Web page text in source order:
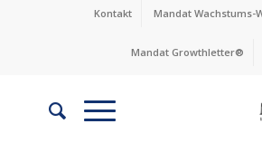
Kontakt Mandat Wachstums-
Mandat Growthletter®